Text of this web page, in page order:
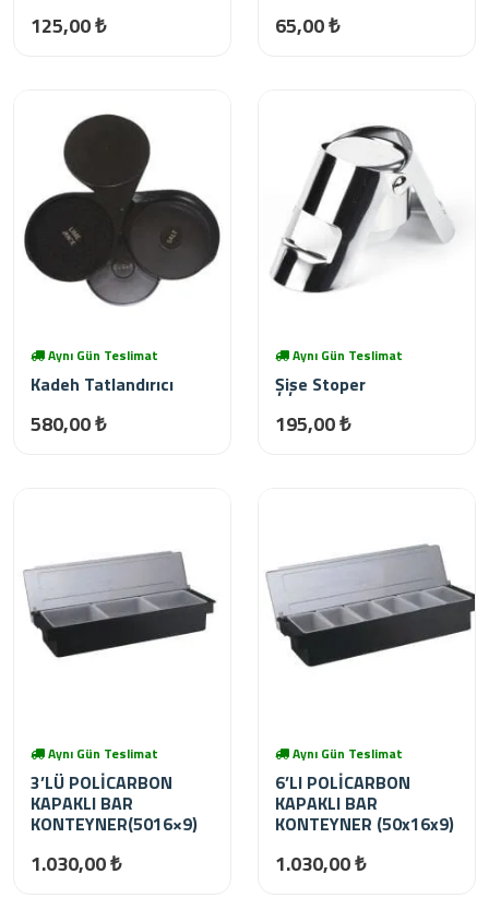
125,00 ₺ 65,00 ₺
Aynı Gün Teslimat
Kadeh Tatlandırıcı
580,00 ₺
Aynı Gün Teslimat
Şişe Stoper
195,00 ₺
Aynı Gün Teslimat
3’LÜ POLİCARBON
KAPAKLI BAR
KONTEYNER(5016×9)
1.030,00 ₺
Aynı Gün Teslimat
6’LI POLİCARBON
KAPAKLI BAR
KONTEYNER (50x16x9)
1.030,00 ₺